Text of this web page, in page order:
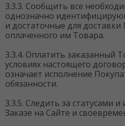
3.3.3. Сообщить все
однозначно
и достаточные для
оплаченного им Товара.
3.3.4. Оплатить заказанный
условиях настоящего
означает исполнение
обязанности.
3.3.5. Следить за статусами
Заказе на Сайте и